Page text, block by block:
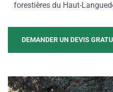
forestières du Haut-
DEMANDER UN DEVIS